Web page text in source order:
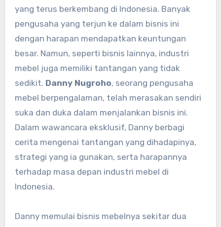
yang terus berkembang di Indonesia. Banyak
pengusaha yang terjun ke dalam bisnis ini
dengan harapan mendapatkan keuntungan
besar. Namun, seperti bisnis lainnya, industri
mebel juga memiliki tantangan yang tidak
sedikit. Danny Nugroho, seorang pengusaha
mebel berpengalaman, telah merasakan sendiri
suka dan duka dalam menjalankan bisnis ini.
Dalam wawancara eksklusif, Danny berbagi
cerita mengenai tantangan yang dihadapinya,
strategi yang ia gunakan, serta harapannya
terhadap masa depan industri mebel di
Indonesia.
Danny memulai bisnis mebelnya sekitar dua